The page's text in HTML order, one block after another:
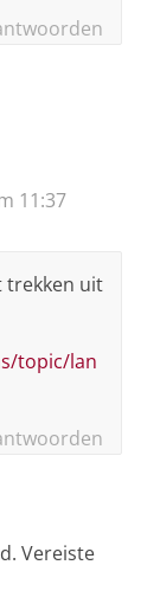
11:37
trekken uit
topic/lan
Vereiste